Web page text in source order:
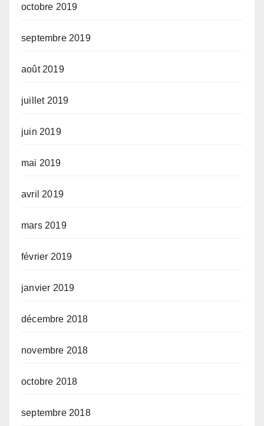
octobre 2019
septembre 2019
août 2019
juillet 2019
juin 2019
mai 2019
avril 2019
mars 2019
février 2019
janvier 2019
décembre 2018
novembre 2018
octobre 2018
septembre 2018